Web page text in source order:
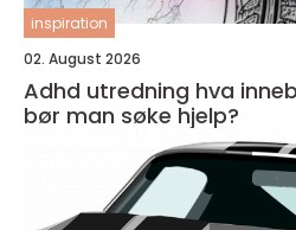
inspiration
02. August 2026
Adhd utredning hva innebærer det, og når
bør man søke hjelp?